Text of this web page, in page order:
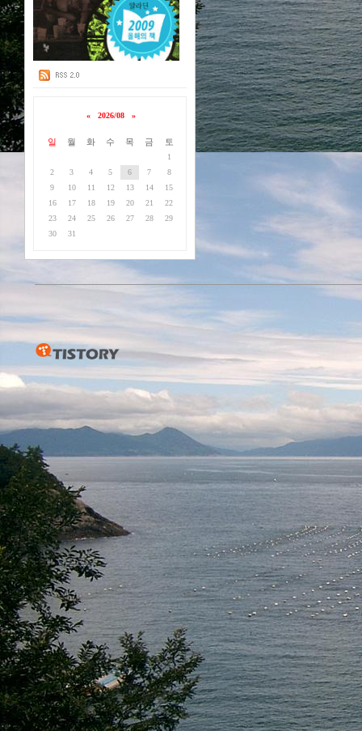
« 2026/08 »
일 월 화 수 목 금 토
1
2
3 4 5 6 7
8
9
10 11 12 13 14
15
16
17 18 19 20 21
22
23
24 25 26 27 28
29
30
31